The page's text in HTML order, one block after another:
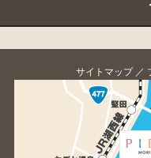
サイトマップ／